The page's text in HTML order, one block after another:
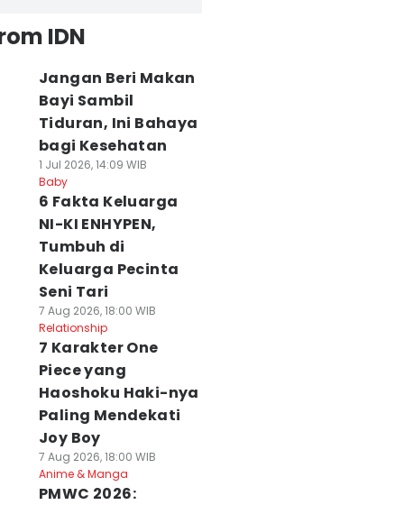
IDN
Jangan Beri Makan
Bayi Sambil
Tiduran, Ini Bahaya
bagi Kesehatan
1 Jul 2026, 14:09 WIB
Baby
6 Fakta Keluarga
NI-KI ENHYPEN,
Tumbuh di
Keluarga Pecinta
Seni Tari
7 Aug 2026, 18:00 WIB
Relationship
7 Karakter One
Piece yang
Haoshoku Haki-nya
Paling Mendekati
Joy Boy
7 Aug 2026, 18:00 WIB
Anime & Manga
PMWC 2026: